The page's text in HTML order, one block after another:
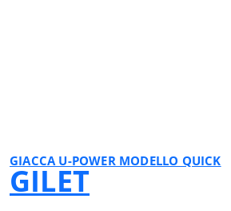
GIACCA U-POWER MODELLO QUICK
GILET